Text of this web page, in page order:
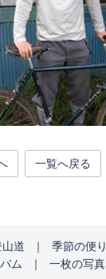
一覧へ戻る
山道 ｜ 季節の便り
ム
｜ 一枚の写真